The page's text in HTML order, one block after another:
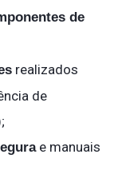
de
realizados
de
e manuais